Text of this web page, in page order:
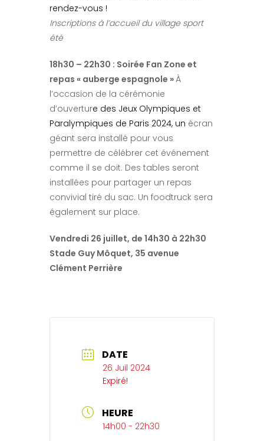
rendez-vous !
Inscriptions à l’accueil du village sport
été
18h30 – 22h30 : Soirée Fan Zone et
repas « auberge espagnole »À
l’occasion de la cérémonie
d’ouverture des Jeux Olympiques et
Paralympiques de Paris 2024, un écran
géant sera installé pour vous
permettre de célébrer cet événement
comme il se doit. Des tables seront
installées pour partager un repas
convivial tiré du sac. Un foodtruck sera
également sur place.
Vendredi 26 juillet, de 14h30 à 22h30
Stade Guy Môquet, 35 avenue
Clément Perrière
DATE
26 Juil 2024
Expiré!
HEURE
14h00 - 22h30